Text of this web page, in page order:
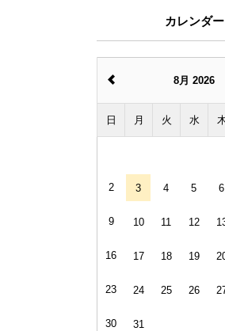
カレンダー
8月 2026
日 月 火 水
2 3 4 5 6
9 10 11 12
16 17 18 19
23 24 25 26
30 31